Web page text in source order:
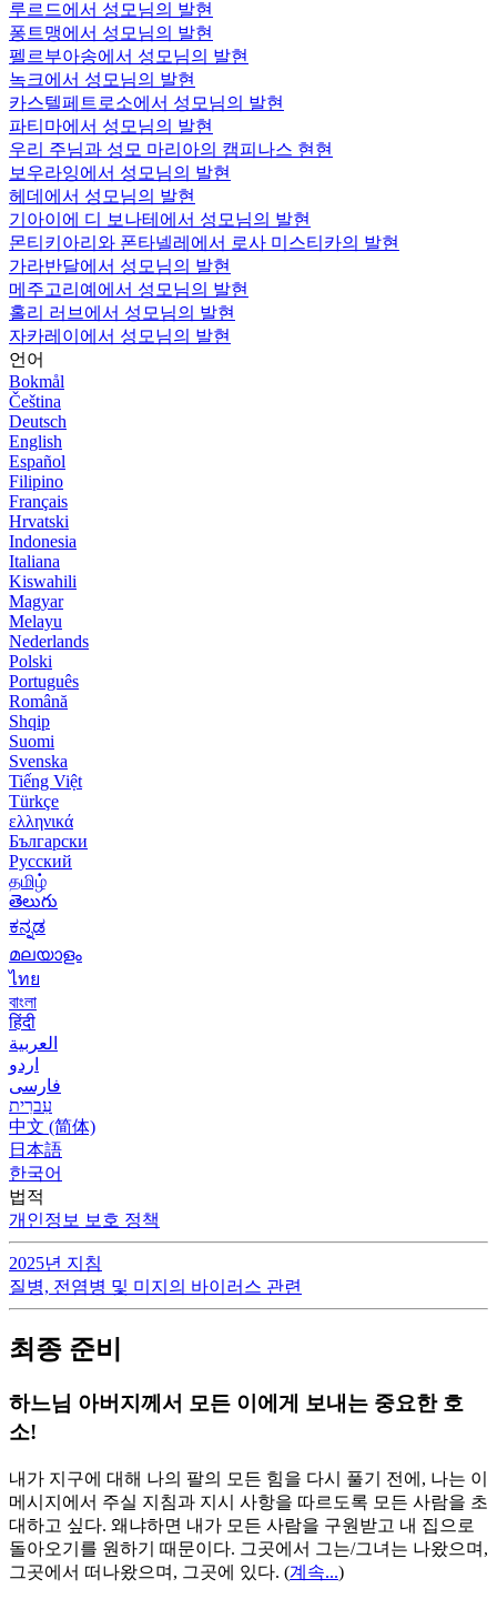
루르드에서 성모님의 발현
퐁트맹에서 성모님의 발현
펠르부아송에서 성모님의 발현
녹크에서 성모님의 발현
카스텔페트로소에서 성모님의 발현
파티마에서 성모님의 발현
우리 주님과 성모 마리아의 캠피나스 현현
보우라잉에서 성모님의 발현
헤데에서 성모님의 발현
기아이에 디 보나테에서 성모님의 발현
몬티키아리와 폰타넬레에서 로사 미스티카의 발현
가라반달에서 성모님의 발현
메주고리예에서 성모님의 발현
홀리 러브에서 성모님의 발현
자카레이에서 성모님의 발현
언어
Bokmål
Čeština
Deutsch
English
Español
Filipino
Français
Hrvatski
Indonesia
Italiana
Kiswahili
Magyar
Melayu
Nederlands
Polski
Português
Română
Shqip
Suomi
Svenska
Tiếng Việt
Türkçe
ελληνικά
Български
Русский
தமிழ்
తెలుగు
ಕನ್ನಡ
മലയാളം
ไทย
বাংলা
हिंदी
العربية
اردو
فارسی
עִברִית
中文 (简体)
日本語
한국어
법적
개인정보 보호 정책
2025년 지침
질병, 전염병 및 미지의 바이러스 관련
최종 준비
하느님 아버지께서 모든 이에게 보내는 중요한 호
소!
내가 지구에 대해 나의 팔의 모든 힘을 다시 풀기 전에, 나는 이
메시지에서 주실 지침과 지시 사항을 따르도록 모든 사람을 초
대하고 싶다. 왜냐하면 내가 모든 사람을 구원받고 내 집으로
돌아오기를 원하기 때문이다. 그곳에서 그는/그녀는 나왔으며,
그곳에서 떠나왔으며, 그곳에 있다. (계속...)